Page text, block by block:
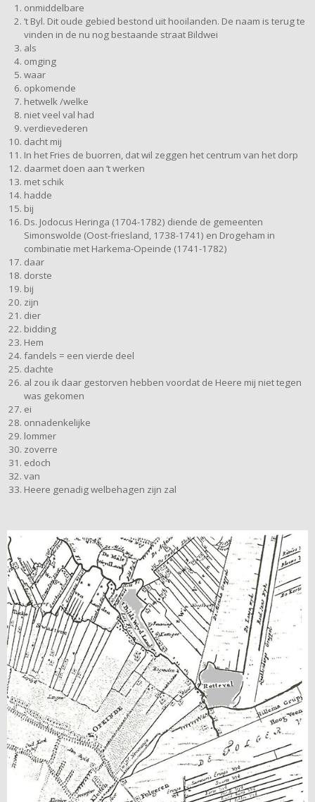
onmiddelbare
’t Byl. Dit oude gebied bestond uit hooilanden. De naam is terug te
vinden in de nu nog bestaande straat Bildwei
als
omging
waar
opkomende
hetwelk /welke
niet veel val had
verdievederen
dacht mij
In het Fries de buorren, dat wil zeggen het centrum van het dorp
daarmet doen aan ‘t werken
met schik
hadde
bij
Ds. Jodocus Heringa (1704-1782) diende de gemeenten
Simonswolde (Oost-friesland, 1738-1741) en Drogeham in
combinatie met Harkema-Opeinde (1741-1782)
daar
dorste
bij
zijn
dier
bidding
Hem
fandels = een vierde deel
dachte
al zou ik daar gestorven hebben voordat de Heere mij niet tegen
was gekomen
ei
onnadenkelijke
lommer
zoverre
edoch
van
Heere genadig welbehagen zijn zal